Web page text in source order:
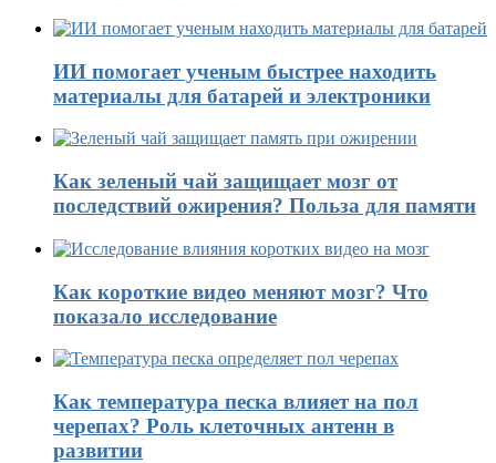
ИИ помогает ученым быстрее находить
материалы для батарей и электроники
Как зеленый чай защищает мозг от
последствий ожирения? Польза для памяти
Как короткие видео меняют мозг? Что
показало исследование
Как температура песка влияет на пол
черепах? Роль клеточных антенн в
развитии